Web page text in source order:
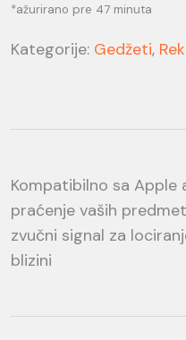
*ažurirano pre 47 minuta
Kategorije: Gedžeti,
Kompatibilno sa Apple
praćenje vaših
zvučni signal za
blizini